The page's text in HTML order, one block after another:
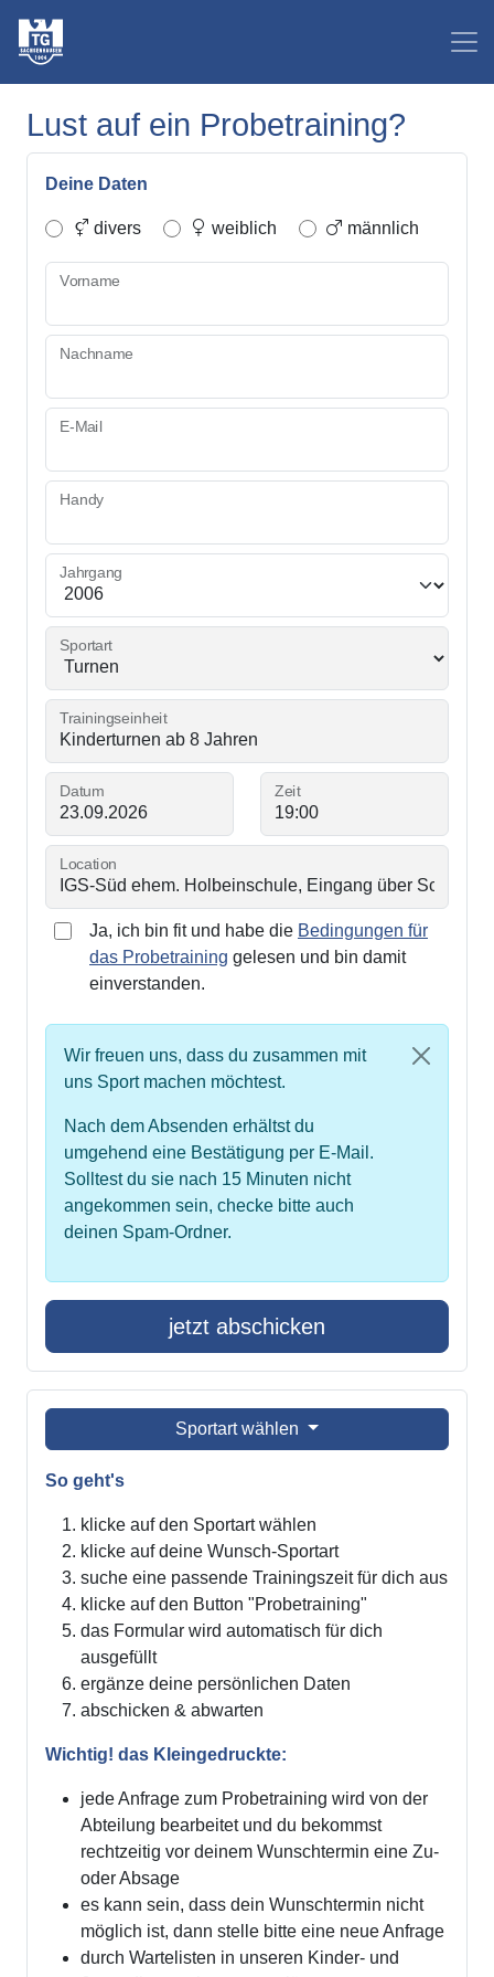
Lust auf ein Probetraining?
Deine Daten
divers weiblich männlich
Vorname
Nachname
E-Mail
Handy
Jahrgang
Sportart
Trainingseinheit
Datum Zeit
Location
Ja, ich bin fit und habe die Bedingungen für
das Probetraining gelesen und bin damit
einverstanden.
Wir freuen uns, dass du zusammen mit
uns Sport machen möchtest.
Nach dem Absenden erhältst du
umgehend eine Bestätigung per E-Mail.
Solltest du sie nach 15 Minuten nicht
angekommen sein, checke bitte auch
deinen Spam-Ordner.
jetzt abschicken
Sportart wählen
So geht's
klicke auf den Sportart wählen
klicke auf deine Wunsch-Sportart
suche eine passende Trainingszeit für dich aus
klicke auf den Button "Probetraining"
das Formular wird automatisch für dich
ausgefüllt
ergänze deine persönlichen Daten
abschicken & abwarten
Wichtig! das Kleingedruckte:
jede Anfrage zum Probetraining wird von der
Abteilung bearbeitet und du bekommst
rechtzeitig vor deinem Wunschtermin eine Zu-
oder Absage
es kann sein, dass dein Wunschtermin nicht
möglich ist, dann stelle bitte eine neue Anfrage
durch Wartelisten in unseren Kinder- und